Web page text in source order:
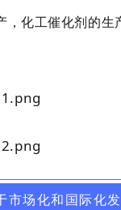
化工催化剂的
市场化和国际化